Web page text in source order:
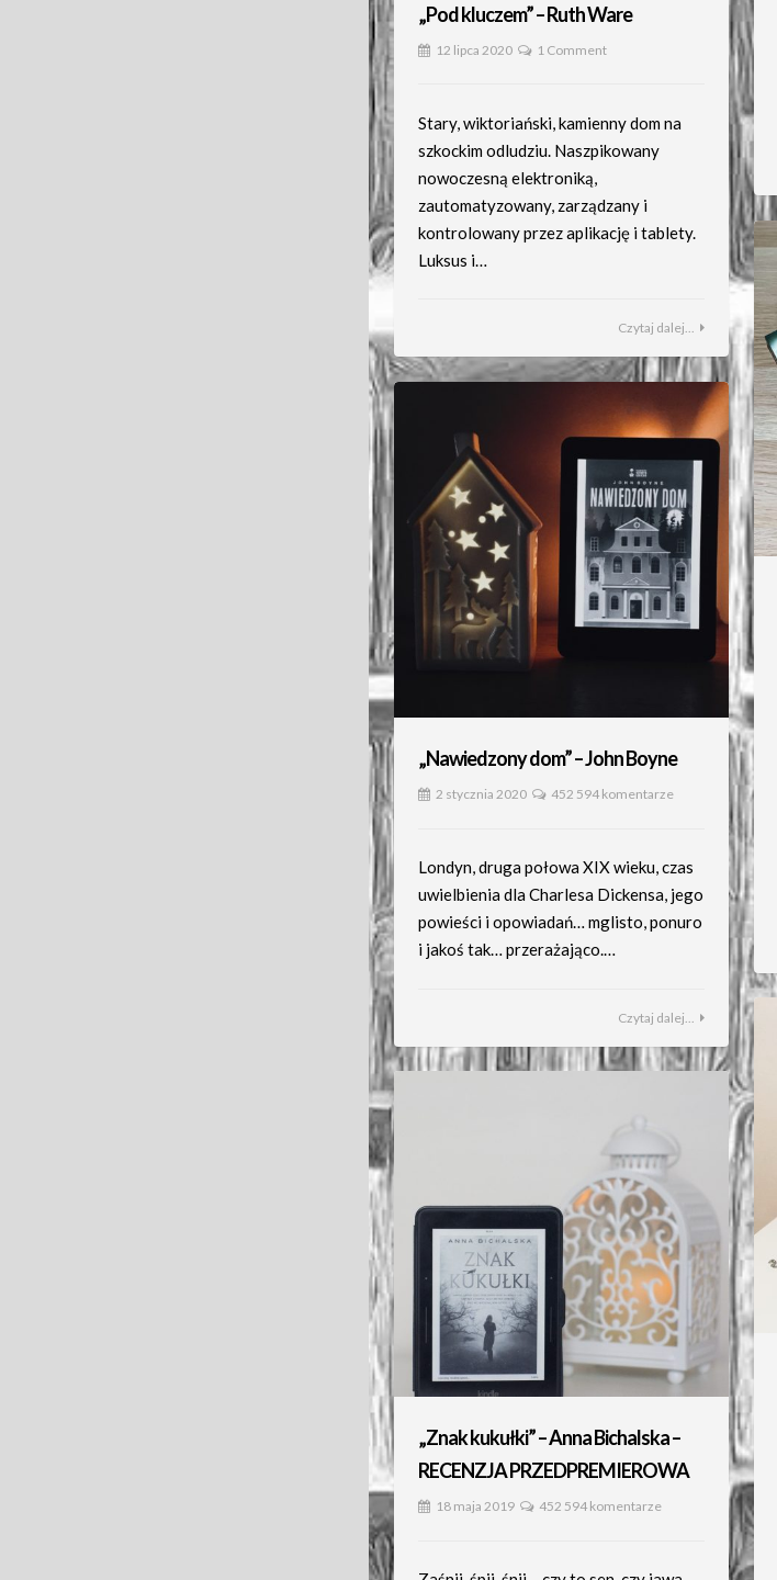
„Pod kluczem” – Ruth Ware
12 lipca 2020 1 Comment
Stary, wiktoriański, kamienny dom na
szkockim odludziu. Naszpikowany
nowoczesną elektroniką,
zautomatyzowany, zarządzany i
kontrolowany przez aplikację i tablety.
Luksus i…
Czytaj dalej...
„Nawiedzony dom” – John Boyne
2 stycznia 2020 452 594 komentarze
Londyn, druga połowa XIX wieku, czas
uwielbienia dla Charlesa Dickensa, jego
powieści i opowiadań… mglisto, ponuro
i jakoś tak… przerażająco.…
Czytaj dalej...
„Znak kukułki” – Anna Bichalska –
RECENZJA PRZEDPREMIEROWA
18 maja 2019 452 594 komentarze